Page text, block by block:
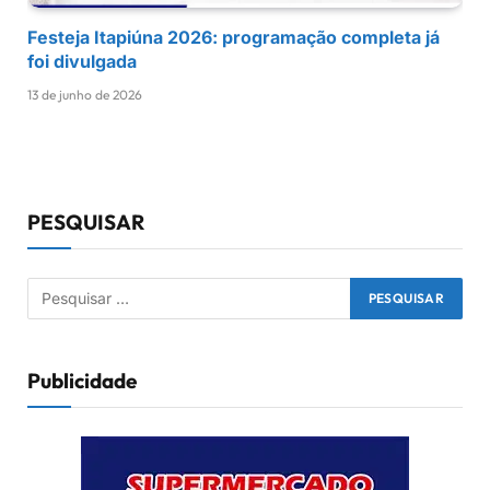
Festeja Itapiúna 2026: programação completa já
foi divulgada
13 de junho de 2026
PESQUISAR
Publicidade